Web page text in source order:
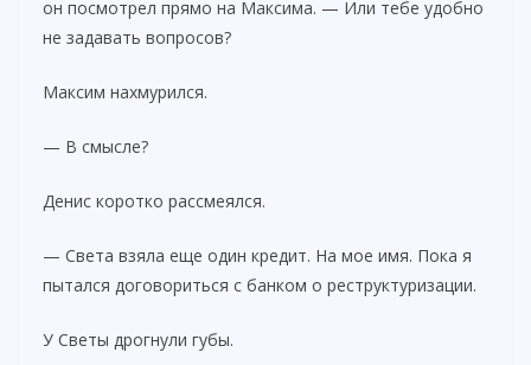
он посмотрел прямо на Максима. — Или тебе удобно
не задавать вопросов?
Максим нахмурился.
— В смысле?
Денис коротко рассмеялся.
— Света взяла еще один кредит. На мое имя. Пока я
пытался договориться с банком о реструктуризации.
У Светы дрогнули губы.